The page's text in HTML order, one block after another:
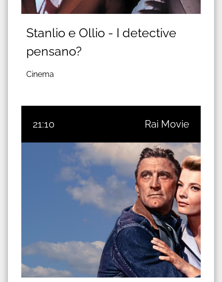
Stanlio e Ollio - I detective
pensano?
Cinema
21:10 Rai Movie